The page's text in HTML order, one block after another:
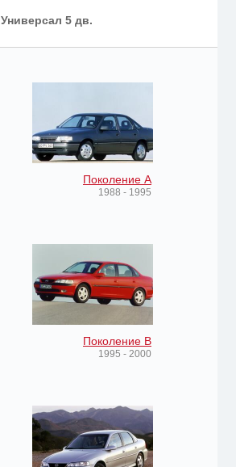
Универсал 5 дв.
Поколение A
1988 - 1995
Поколение B
1995 - 2000